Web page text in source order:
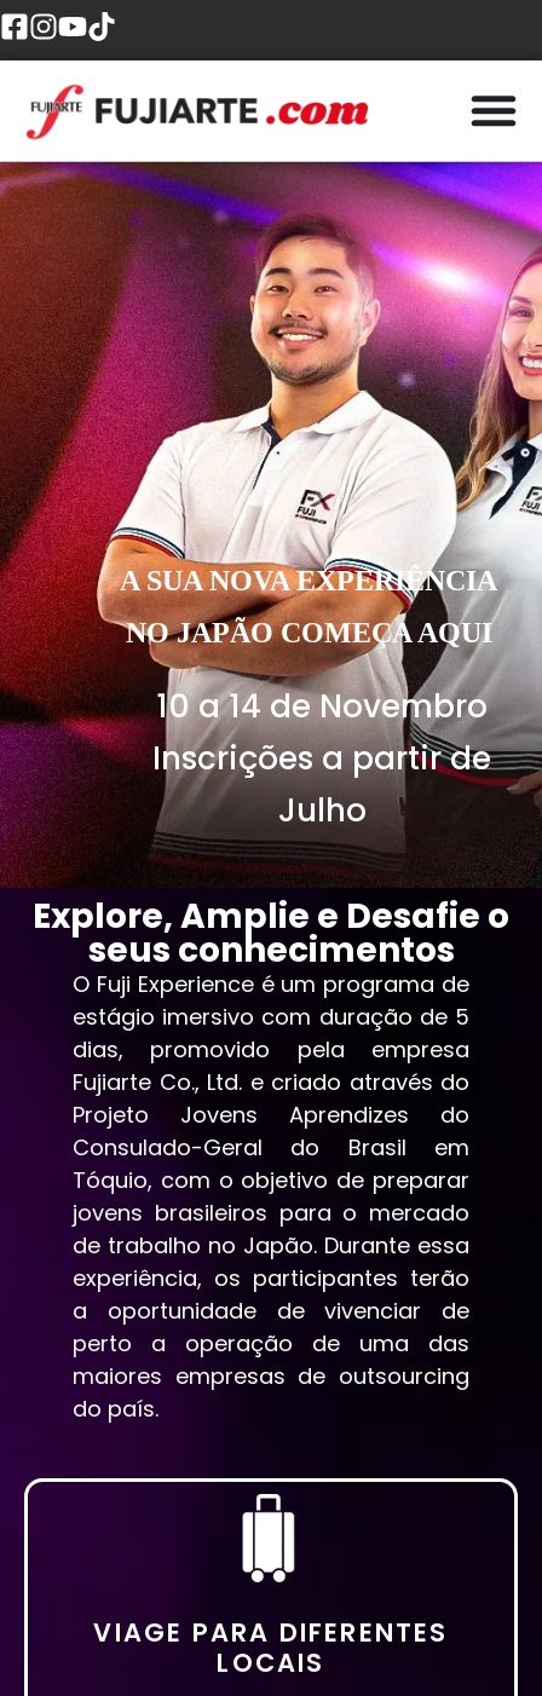
A SUA NOVA EXPERIÊNCIA
NO JAPÃO COMEÇA AQUI
10 a 14 de Novembro
Inscrições a partir de
Julho
Explore, Amplie e Desafie o
seus conhecimentos
O Fuji Experience é um programa de
estágio imersivo com duração de 5
dias, promovido pela empresa
Fujiarte Co., Ltd. e criado através do
Projeto Jovens Aprendizes do
Consulado-Geral do Brasil em
Tóquio, com o objetivo de preparar
jovens brasileiros para o mercado
de trabalho no Japão. Durante essa
experiência, os participantes terão
a oportunidade de vivenciar de
perto a operação de uma das
maiores empresas de outsourcing
do país.
VIAGE PARA DIFERENTES
LOCAIS